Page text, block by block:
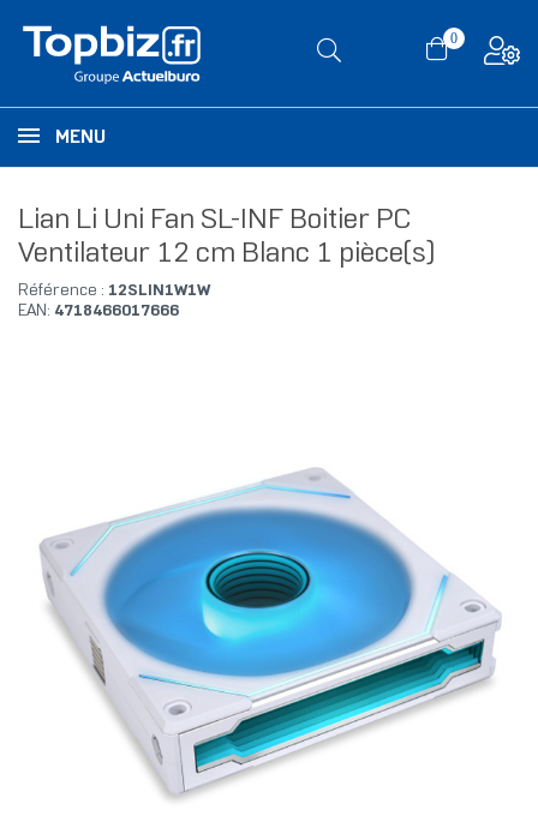
0
MENU
Lian Li Uni Fan SL-INF Boitier PC
Ventilateur 12 cm Blanc 1 pièce(s)
Référence : 12SLIN1W1W
EAN: 4718466017666